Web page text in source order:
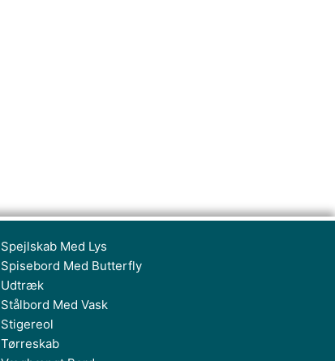
Spejlskab Med Lys
Spisebord Med Butterfly
Udtræk
Stålbord Med Vask
Stigereol
Tørreskab